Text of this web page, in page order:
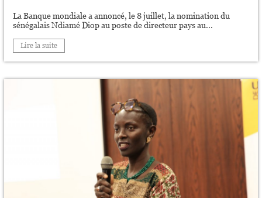
La Banque mondiale a annoncé, le 8 juillet, la nomination du
sénégalais Ndiamé Diop au poste de directeur pays au...
Lire la suite